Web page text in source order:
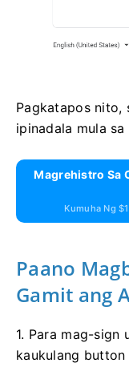
Pagkatapos nito,
ipinadala mula
Magrehistro Sa
Kumuha Ng
Paano
Gamit ang
1. Para mag-sign
kaukulang